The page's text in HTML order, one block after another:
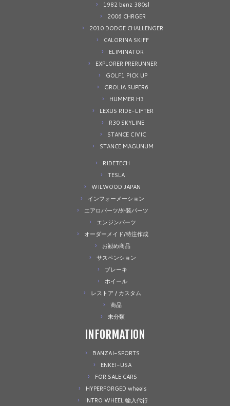
1982 benz 380sl
2006 CHRGER
2010 DODGE CHALLENGER
CALORINA SKIFF
ELIMINATOR
EXPLORER PRERUNNER
GOLF1 PICK UP
GROLIA SUPER6
HUMMER H3
LEXUS RIDE-LIFTER
R30 SKYLINE
STANCE CIVIC
STANCE MAGUNUM
RIDETECH
TESLA
WILWOOD JAPAN
インフォーメーション
エアロパーツ/外装パーツ
エンジンパーツ
オーダーメイド/特注作成
お勧め商品
サスペンション
ブレーキ
ホイール
レストア / カスタム
商品
未分類
INFORMATION
BANZAI-SPORTS
ENKEI-USA
FOR SALE CARS
HYPERFORGED wheels
INTRO WHEEL 輸入代行